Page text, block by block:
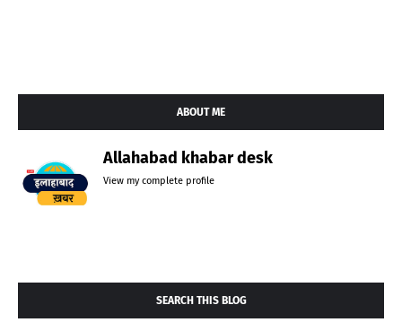
ABOUT ME
Allahabad khabar desk
View my complete profile
SEARCH THIS BLOG